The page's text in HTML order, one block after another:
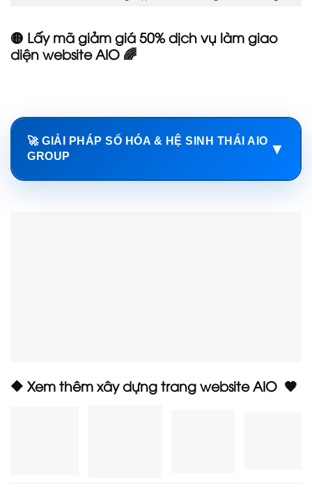
🟡 Lấy mã giảm giá 50% dịch vụ làm giao
diện website AIO 🌈
🚀 GIẢI PHÁP SỐ HÓA & HỆ SINH THÁI AIO
GROUP
▼
🔶 Xem thêm xây dựng trang website AIO 🧡